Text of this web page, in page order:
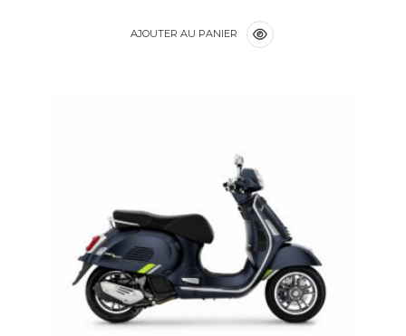
AJOUTER AU PANIER